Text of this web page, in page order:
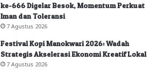
ke-666 Digelar Besok, Momentum Perkuat
Iman dan Toleransi
7 Agustus 2026
Festival Kopi Manokwari 2026: Wadah
Strategis Akselerasi Ekonomi Kreatif Lokal
7 Agustus 2026